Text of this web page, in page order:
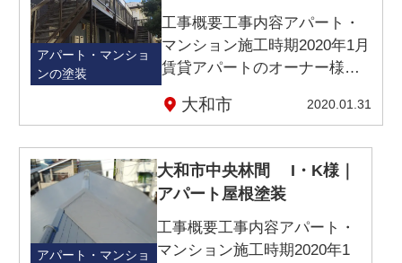
アパート・マンショ
ンの塗装
工事概要工事内容アパート・
マンション施工時期2020年1月
賃貸アパートのオーナー様よ
大和市 2020.01.31
アパート・マンショ
大和市中央林間 I・K様｜
アパート屋根塗装
工事概要工事内容アパート・
マンション施工時期2020年1